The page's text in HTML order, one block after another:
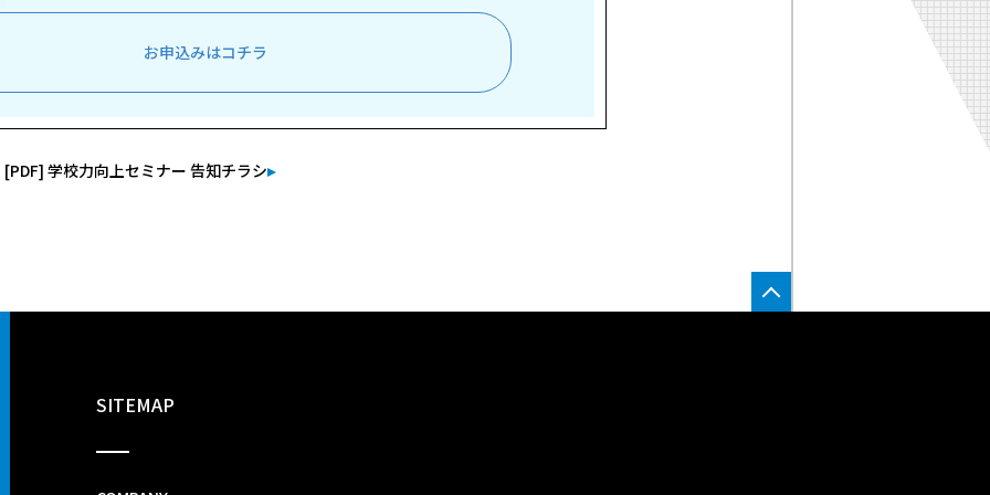
お申込みはコチラ
[PDF] 学校力向上セミナー 告知チラシ
SITEMAP